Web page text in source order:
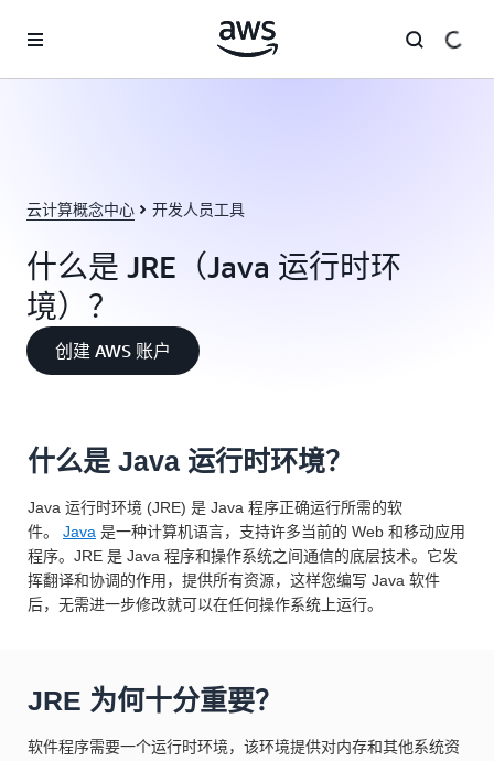
云计算概念中心 开发人员工具
什么是 JRE（Java 运行时环
境）？
创建 AWS 账户
什么是 Java 运行时环境？
Java 运行时环境 (JRE) 是 Java 程序正确运行所需的软
件。 Java 是一种计算机语言，支持许多当前的 Web 和移动应用
程序。JRE 是 Java 程序和操作系统之间通信的底层技术。它发
挥翻译和协调的作用，提供所有资源，这样您编写 Java 软件
后，无需进一步修改就可以在任何操作系统上运行。
JRE 为何十分重要？
软件程序需要一个运行时环境，该环境提供对内存和其他系统资